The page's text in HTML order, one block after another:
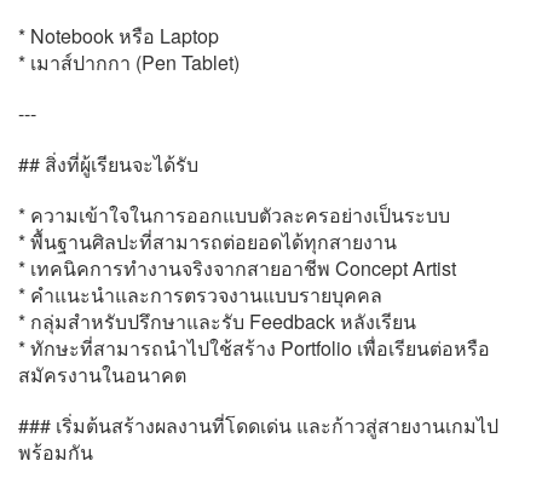
* Notebook หรือ Laptop
* เมาส์ปากกา (Pen Tablet)
---
## สิ่งที่ผู้เรียนจะได้รับ
* ความเข้าใจในการออกแบบตัวละครอย่างเป็นระบบ
* พื้นฐานศิลปะที่สามารถต่อยอดได้ทุกสายงาน
* เทคนิคการทำงานจริงจากสายอาชีพ Concept Artist
* คำแนะนำและการตรวจงานแบบรายบุคคล
* กลุ่มสำหรับปรึกษาและรับ Feedback หลังเรียน
* ทักษะที่สามารถนำไปใช้สร้าง Portfolio เพื่อเรียนต่อหรือ
สมัครงานในอนาคต
### เริ่มต้นสร้างผลงานที่โดดเด่น และก้าวสู่สายงานเกมไป
พร้อมกัน